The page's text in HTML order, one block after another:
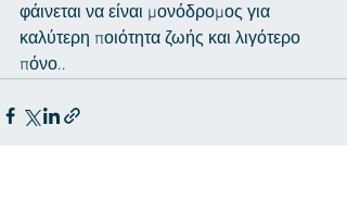
φάινεται να είναι μονόδρομος για
καλύτερη ποιότητα ζωής και λιγότερο
πόνο..